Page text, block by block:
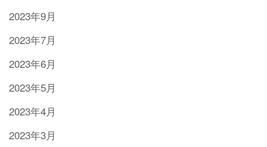
2023年9月
2023年7月
2023年6月
2023年5月
2023年4月
2023年3月